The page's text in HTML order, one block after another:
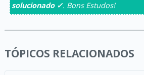
solucionado ✓. Bons Estudos!
TÓPICOS RELACIONADOS